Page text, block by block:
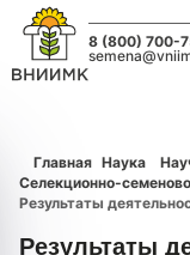
8 (800) 700-
Главная Наука
Селекционно-
Результаты
Результаты